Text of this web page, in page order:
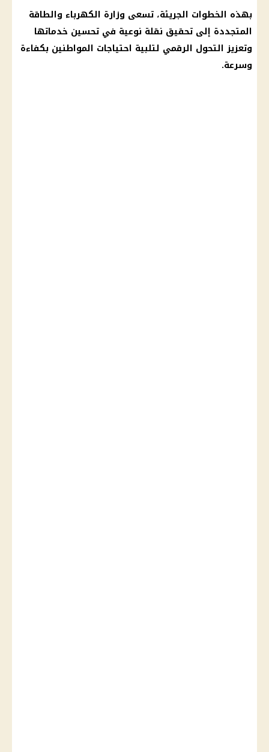
بهذه الخطوات الجريئة، تسعى وزارة الكهرباء والطاقة
المتجددة إلى تحقيق نقلة نوعية في تحسين خدماتها
وتعزيز التحول الرقمي لتلبية احتياجات المواطنين بكفاءة
وسرعة.